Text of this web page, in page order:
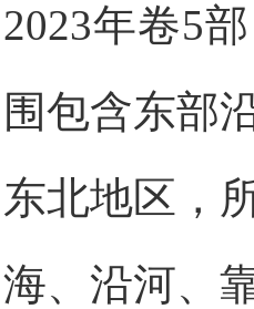
2023年卷5
围包含东部
东北地区，
海、沿河、